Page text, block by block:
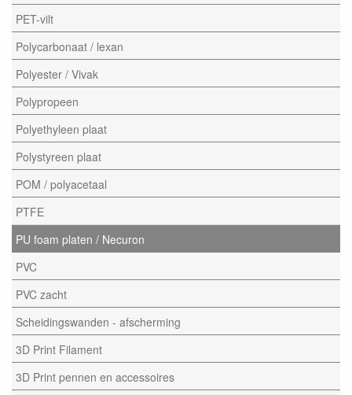
PET-vilt
Polycarbonaat / lexan
Polyester / Vivak
Polypropeen
Polyethyleen plaat
Polystyreen plaat
POM / polyacetaal
PTFE
PU foam platen / Necuron
PVC
PVC zacht
Scheidingswanden - afscherming
3D Print Filament
3D Print pennen en accessoires